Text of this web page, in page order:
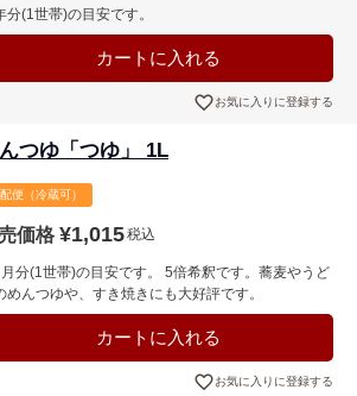
分(1世帯)の目安です。
カートに入れる
お気に入りに登録する
つゆ「つゆ」 1L
便（冷蔵可）
価格 ¥1,015税込
分(1世帯)の目安です。 5倍希釈です。蕎麦やうど
めんつゆや、すき焼きにも大好評です。
カートに入れる
お気に入りに登録する